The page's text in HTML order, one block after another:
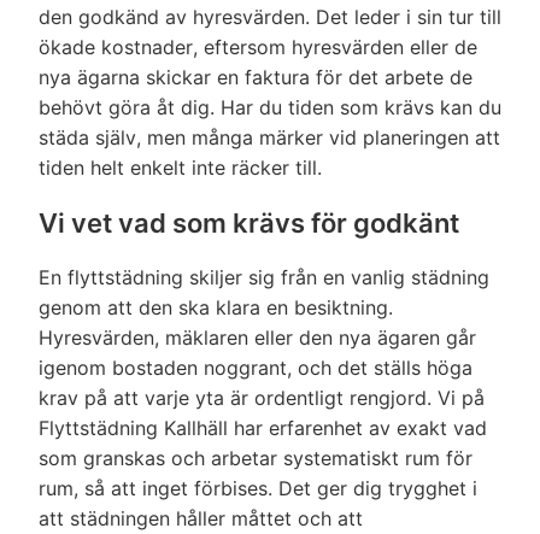
Vattenlås / Golvbrunnar
✔ Vattenlåset öppnas och rengörs invändigt.
✔(Obs! Vi monterar ej isär rör eller liknande för
invändig rengöring, djupare rengöring utförs
riskera skador).
✔Städning av tomt/trädgård
(Kan tilläggas mot timdebitering).
✔Vindsutrymme/förråd (Tillval).
(Endast på balkongen om tillval av balkong
Rengöring mellan glas där fönster ej går att
dela på.
✔Rengöring av trasiga fönster.
✔Bortforsling av skräp eller lösa föremål som
ska kastas.
den godkänd av hyresvärden. Det leder i sin tur till
ökade kostnader, eftersom hyresvärden eller de
nya ägarna skickar en faktura för det arbete de
behövt göra åt dig. Har du tiden som krävs kan du
städa själv, men många märker vid planeringen att
tiden helt enkelt inte räcker till.
Vi vet vad som krävs för godkänt
En flyttstädning skiljer sig från en vanlig städning
genom att den ska klara en besiktning.
Hyresvärden, mäklaren eller den nya ägaren går
igenom bostaden noggrant, och det ställs höga
krav på att varje yta är ordentligt rengjord. Vi på
Flyttstädning Kallhäll har erfarenhet av exakt vad
som granskas och arbetar systematiskt rum för
rum, så att inget förbises. Det ger dig trygghet i
att städningen håller måttet och att